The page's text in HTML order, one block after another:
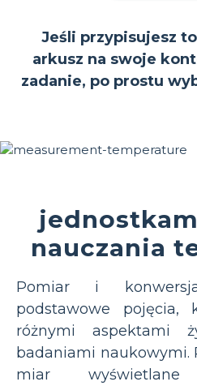
Jeśli przypisujesz
arkusz na swoje
zadanie, po prostu
nauczania
Pomiar i
podstawowe
różnymi aspektami
badaniami naukowymi.
miar